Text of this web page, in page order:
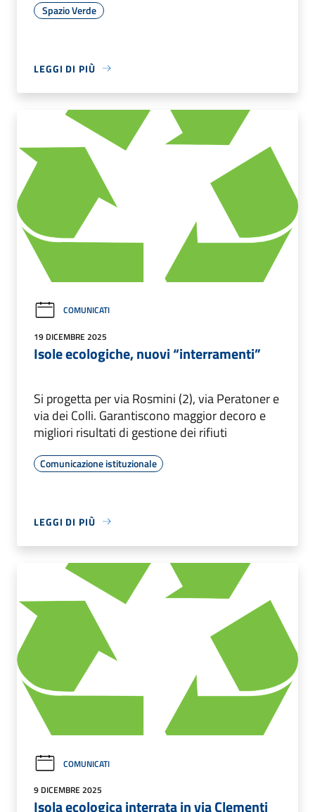
Spazio Verde
LEGGI DI PIÙ
COMUNICATI
19 DICEMBRE 2025
Isole ecologiche, nuovi “interramenti”
Si progetta per via Rosmini (2), via Peratoner e
via dei Colli. Garantiscono maggior decoro e
migliori risultati di gestione dei rifiuti
Comunicazione istituzionale
LEGGI DI PIÙ
COMUNICATI
9 DICEMBRE 2025
Isola ecologica interrata in via Clementi